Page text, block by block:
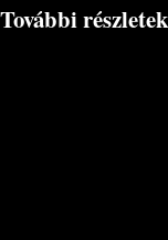
További részletek